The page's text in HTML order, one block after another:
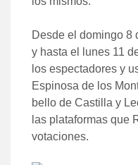
Desde el domingo 8
y hasta el lunes 11
los espectadores y
Espinosa de los
bello de Castilla y
las plataformas que
votaciones.